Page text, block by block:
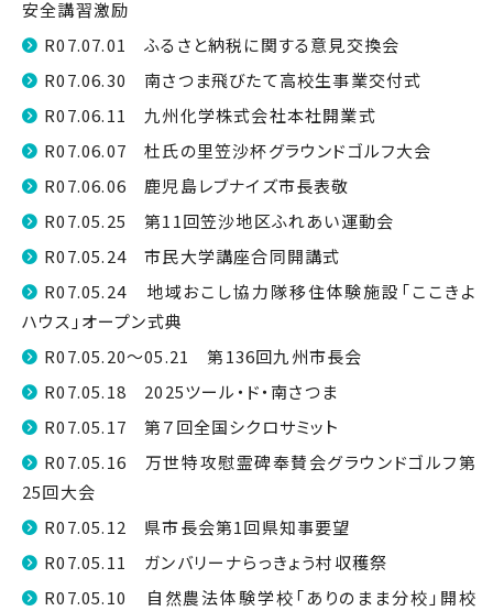
安全講習激励
R07.07.01 ふるさと納税に関する意見交換会
R07.06.30 南さつま飛びたて高校生事業交付式
R07.06.11 九州化学株式会社本社開業式
R07.06.07 杜氏の里笠沙杯グラウンドゴルフ大会
R07.06.06 鹿児島レブナイズ市長表敬
R07.05.25 第11回笠沙地区ふれあい運動会
R07.05.24 市民大学講座合同開講式
R07.05.24 地域おこし協力隊移住体験施設「ここきよ
ハウス」オープン式典
R07.05.20～05.21 第136回九州市長会
R07.05.18 2025ツール・ド・南さつま
R07.05.17 第７回全国シクロサミット
R07.05.16 万世特攻慰霊碑奉賛会グラウンドゴルフ第
25回大会
R07.05.12 県市長会第1回県知事要望
R07.05.11 ガンバリーナらっきょう村収穫祭
R07.05.10 自然農法体験学校「ありのまま分校」開校